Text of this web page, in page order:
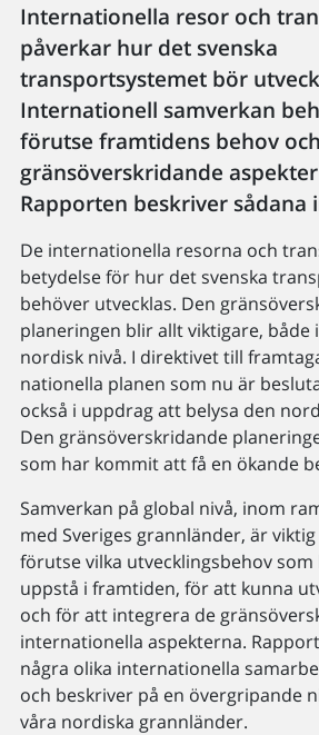
Internationella resor och
påverkar hur det svenska
transportsystemet bör
Internationell samverkan
förutse framtidens behov
gränsöverskridande
Rapporten beskriver sådana
De internationella resorna och
betydelse för hur det svenska
behöver utvecklas. Den
planeringen blir allt viktigare, både
nordisk nivå. I direktivet till
nationella planen som nu är
också i uppdrag att belysa den
Den gränsöverskridande
som har kommit att få en ökande
Samverkan på global nivå, inom
med Sveriges grannländer, är
förutse vilka utvecklingsbehov
uppstå i framtiden, för att kunna
och för att integrera de
internationella aspekterna.
några olika internationella
och beskriver på en övergripande
våra nordiska grannländer.